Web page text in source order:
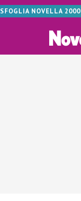
SFOGLIA NOVELLA